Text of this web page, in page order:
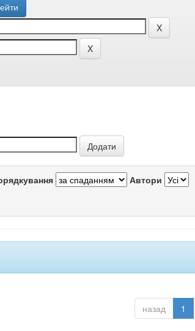
Автори
назад 1